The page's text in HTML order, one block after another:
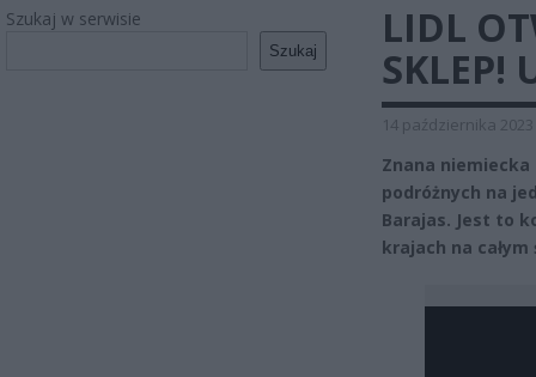
Szukaj w serwisie
Szukaj
LIDL
SKLEP!
14 października 2023
Znana
podróżnych na
Barajas. Jest to
krajach na całym